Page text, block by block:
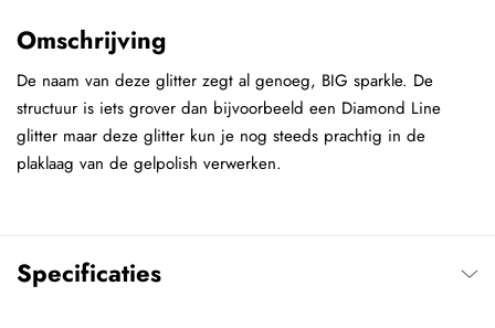
Omschrijving
De naam van deze glitter zegt al genoeg, BIG sparkle. De
structuur is iets grover dan bijvoorbeeld een Diamond Line
glitter maar deze glitter kun je nog steeds prachtig in de
plaklaag van de gelpolish verwerken.
Specificaties